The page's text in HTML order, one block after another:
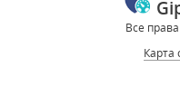
Все
Карта